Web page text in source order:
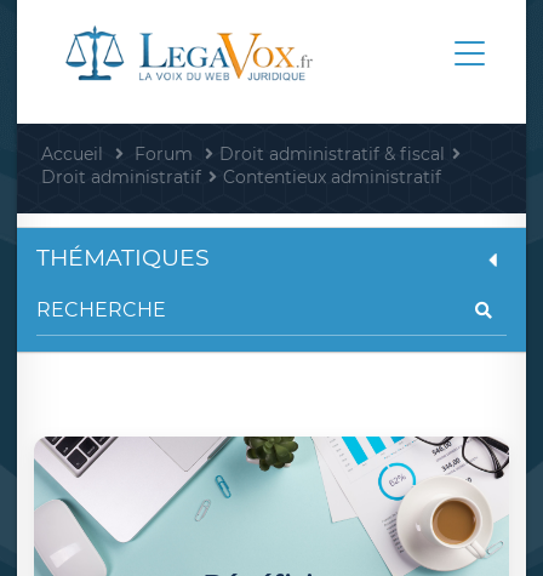
Accueil Forum
Droit administratif & fiscal
Droit administratif
Contentieux administratif
THÉMATIQUES